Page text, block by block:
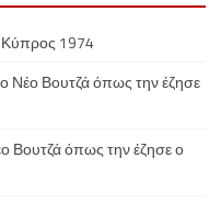
Κύπρος 1974
Νέο Βουτζά όπως την έζησε
Βουτζά όπως την έζησε ο